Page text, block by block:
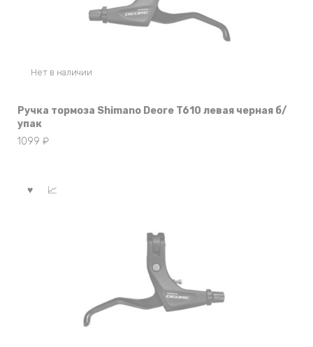
Нет в наличии
Ручка тормоза Shimano Deore T610 левая черная б/
упак
1099 ₽